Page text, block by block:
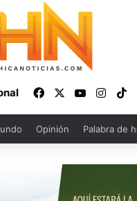
FacebookYouTube
Opinión Palabra de